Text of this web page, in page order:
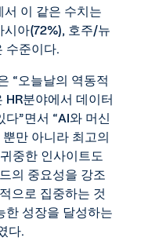
이 같은 수치는
아(72%), 호주/뉴
수준이다.
“오늘날의 역동적
분야에서 데이터
”면서 “AI와 머신
만 아니라 최고의
중한 인사이트도
의 중요성을 강조
으로 집중하는 것
한 성장을 달성하는
다.